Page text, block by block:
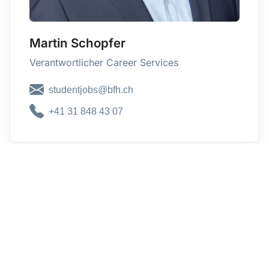
Martin Schopfer
Verantwortlicher Career Services
studentjobs@bfh.ch
+41 31 848 43 07